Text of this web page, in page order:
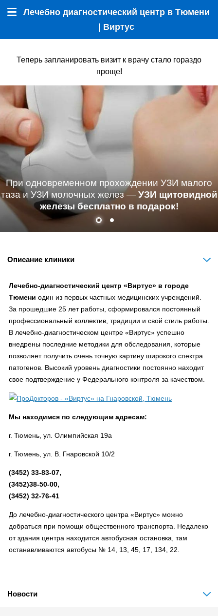
Лечебно диагностический центр в Тюмени
| Виртус
Теперь запланировать визит к врачу стало гораздо
проще!
При одновременном прохождении УЗИ малого
таза и УЗИ молочных желез — УЗИ щитовидной
железы бесплатно в подарок!
Описание клиники
Лечебно-диагностический центр «Виртус» в городе
Тюмени один из первых частных медицинских учреждений.
За прошедшие 25 лет работы, сформировался постоянный
профессиональный коллектив, традиции и свой стиль работы.
В лечебно-диагностическом центре «Виртус» успешно
внедрены последние методики для обследования, которые
позволяет получить очень точную картину широкого спектра
патогенов. Высокий уровень диагностики постоянно находит
свое подтверждение у Федерального контроля за качеством.
Мы находимся по следующим адресам:
г. Тюмень, ул. Олимпийская 19а
г. Тюмень, ул. В. Гнаровской 10/2
(3452) 33-83-07,
(3452)38-50-00,
(3452) 32-76-41
До лечебно-диагностического центра «Виртус» можно
добраться при помощи общественного транспорта. Недалеко
от здания центра находится автобусная остановка, там
останавливаются автобусы № 14, 13, 45, 17, 134, 22.
Новости